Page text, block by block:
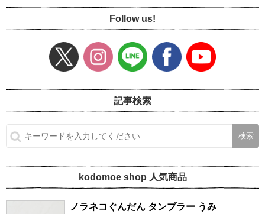
Follow us!
記事検索
kodomoe shop 人気商品
ノラネコぐんだん タンブラー うみ